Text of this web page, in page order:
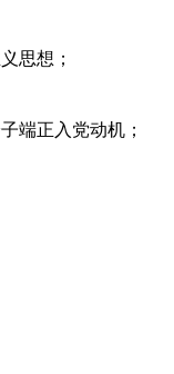
思想；
端正入党动机；